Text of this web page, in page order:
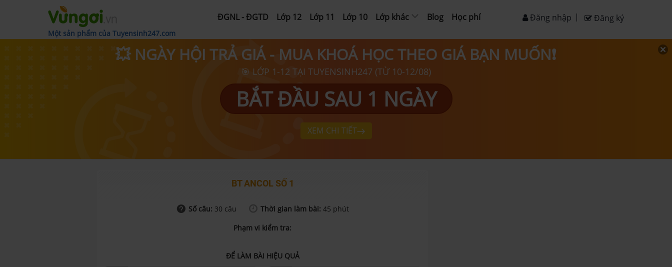
Một sản phẩm của Tuyensinh247.com
ĐGNL - ĐGTD Lớp 12 Lớp 11 Lớp 10 Lớp khác Blog Học phí Đăng ký
Đăng nhập
💥 NGÀY HỘI TRẢ GIÁ - MUA KHOÁ HỌC THEO GIÁ BẠN MUỐN❗
🎯 LỚP 1-12 TẠI TUYENSINH247 (TỪ 10-12/08)
BẮT ĐẦU SAU 1 NGÀY
XEM CHI TIẾT
BT ANCOL SỐ 1
Số câu: 30 câu Thời gian làm bài: 45 phút
Phạm vi kiểm tra:
ĐỂ LÀM BÀI HIỆU QUẢ